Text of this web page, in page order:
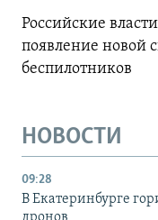
Российские
появление новой
беспилотников
НОВОСТИ
09:28
В Екатеринбурге